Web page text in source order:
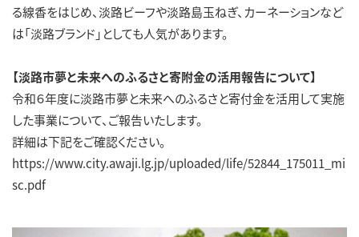
る線香をはじめ、淡路ビーフや淡路島玉ねぎ、カーネーションなど
は「淡路ブランド」としても人気があります。
【淡路市夢と未来へのふるさと寄附金の活用報告について】
令和６年度に淡路市夢と未来へのふるさと寄付金を活用して実施
した事業について、ご報告いたします。
詳細は下記をご確認ください。
https://www.city.awaji.lg.jp/uploaded/life/52844_175011_mi
sc.pdf